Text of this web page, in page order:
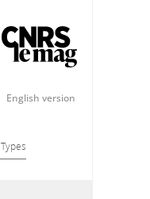
English version
Types